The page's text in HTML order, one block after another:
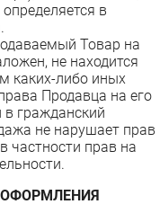
в
Товар на
не находится
каких-либо иных
Продавца на его
гражданский
не нарушает прав
частности прав на